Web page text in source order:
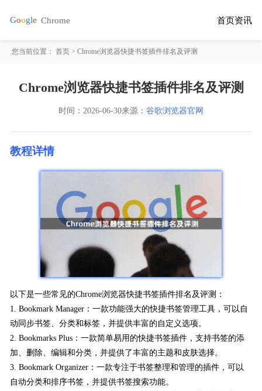
首页资讯
您当前位置：首页 > Chrome浏览器快捷书签插件排名及评测
Chrome浏览器快捷书签插件排名及评测
时间： 2026-06-30来源： 谷歌浏览器官网
教程详情
以下是一些常见的Chrome浏览器快捷书签插件排名及评测：
1. Bookmark Manager：一款功能强大的快捷书签管理工具，可以自
动同步书签、分类和标签，并提供丰富的自定义选项。
2. Bookmarks Plus：一款简单易用的快捷书签插件，支持书签的添
加、删除、编辑和分类，并提供了丰富的主题和皮肤选择。
3. Bookmark Organizer：一款专注于书签整理和管理的插件，可以
自动分类和排序书签，并提供书签搜索功能。